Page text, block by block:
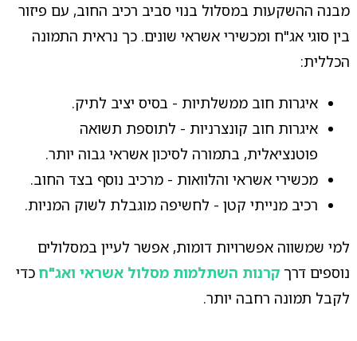
מבנה ההשקעות במסלול בנוי סביב רכיב החוב, עם פיזור
בין סוגי אג"ח ומכשירי אשראי שונים. כך נראית התמונה
הכללית:
איגרות חוב ממשלתיות - בסיס יציב לתיק.
איגרות חוב קונצרניות - לתוספת תשואה
פוטנציאלית, בתמורה לסיכון אשראי גבוה יותר.
מכשירי אשראי והלוואות - מרכיב נוסף בצד החוב.
רכיב מנייתי קטן - לחשיפה מוגבלת לשוק המניות.
למי שמשווה אפשרויות דומות, אפשר לעיין במסלולים
נוספים דרך קרנות השתלמות מסלול אשראי ואג"חכדי
לקבל תמונה רחבה יותר.